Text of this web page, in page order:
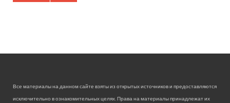
Все материалы на данном сайте взяты из открытых источников и предоставляются
исключительно в ознакомительных целях. Права на материалы принадлежат их